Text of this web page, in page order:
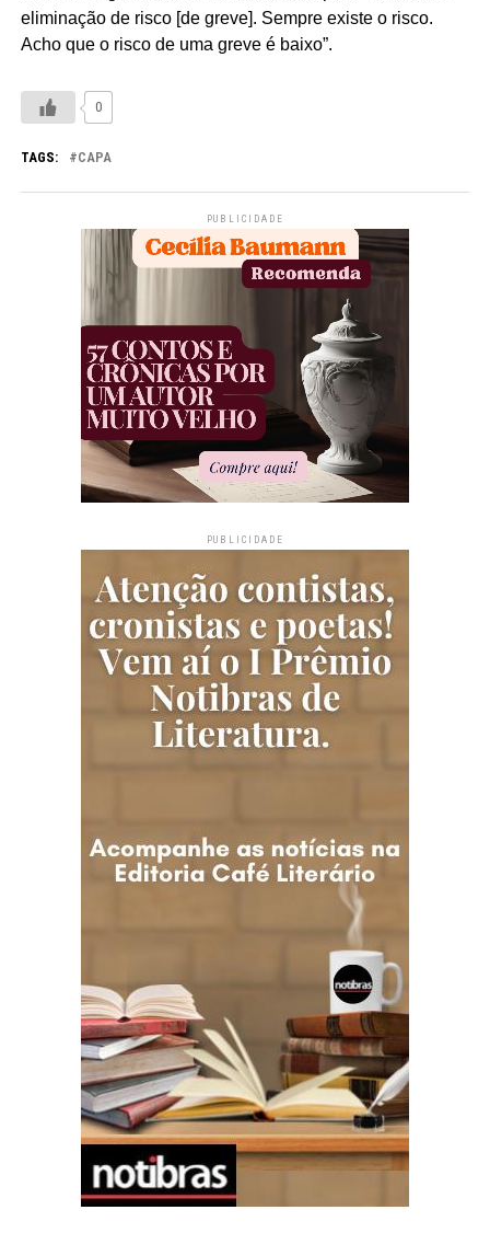
eliminação de risco [de greve]. Sempre existe o risco.
Acho que o risco de uma greve é baixo”.
0
TAGS: CAPA
PUBLICIDADE
PUBLICIDADE